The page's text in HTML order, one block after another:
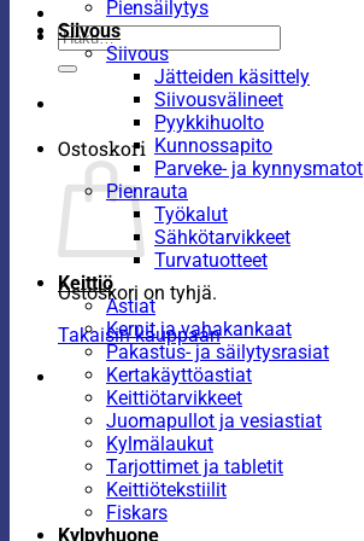
Etsi:
Ostoskori
Ostoskori on tyhjä.
Takaisin kauppaan
Piensäilytys
Siivous
Siivous
Jätteiden käsittely
Siivousvälineet
Pyykkihuolto
Kunnossapito
Parveke- ja kynnysmatot
Pienrauta
Työkalut
Sähkötarvikkeet
Turvatuotteet
Keittiö
Astiat
Kernit ja vahakankaat
Pakastus- ja säilytysrasiat
Kertakäyttöastiat
Keittiötarvikkeet
Juomapullot ja vesiastiat
Kylmälaukut
Tarjottimet ja tabletit
Keittiötekstiilit
Fiskars
Kylpyhuone